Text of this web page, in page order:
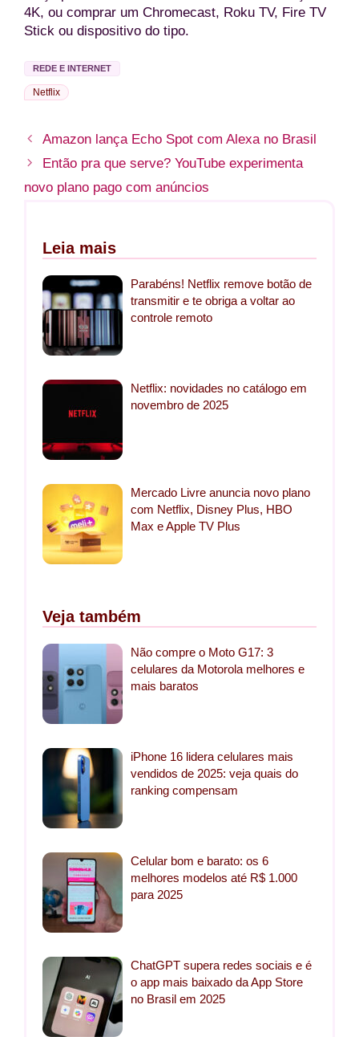
4K, ou comprar um Chromecast, Roku TV, Fire TV
Stick ou dispositivo do tipo.
REDE E INTERNET
Netflix
Amazon lança Echo Spot com Alexa no Brasil
Então pra que serve? YouTube experimenta
novo plano pago com anúncios
Leia mais
Parabéns! Netflix remove botão de
transmitir e te obriga a voltar ao
controle remoto
Netflix: novidades no catálogo em
novembro de 2025
Mercado Livre anuncia novo plano
com Netflix, Disney Plus, HBO
Max e Apple TV Plus
Veja também
Não compre o Moto G17: 3
celulares da Motorola melhores e
mais baratos
iPhone 16 lidera celulares mais
vendidos de 2025: veja quais do
ranking compensam
Celular bom e barato: os 6
melhores modelos até R$ 1.000
para 2025
ChatGPT supera redes sociais e é
o app mais baixado da App Store
no Brasil em 2025